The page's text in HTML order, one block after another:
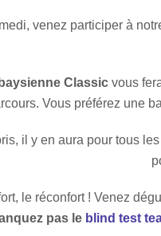
venez participer à
Classic vous
Vous préférez une
il y en aura pour tous
le réconfort ! Venez
pas le blind test